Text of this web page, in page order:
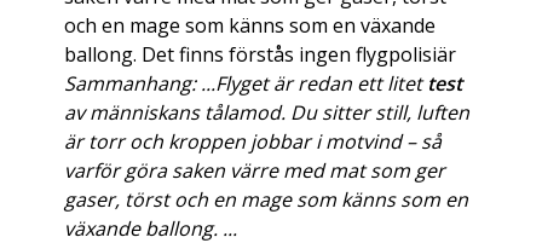
och en mage som känns som en växande
ballong. Det finns förstås ingen flygpolisiär
Sammanhang: ...Flyget är redan ett litettest
av människans tålamod. Du sitter still, luften
är torr och kroppen jobbar i motvind – så
varför göra saken värre med mat som ger
gaser, törst och en mage som känns som en
växande ballong. ...